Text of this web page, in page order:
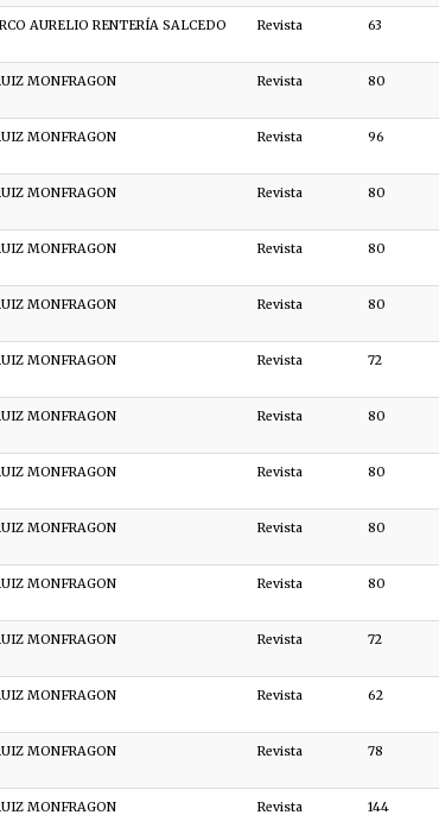
AURELIO RENTERÍA SALCEDO Revista 63
MONFRAGON Revista 80
MONFRAGON Revista 96
MONFRAGON Revista 80
MONFRAGON Revista 80
MONFRAGON Revista 80
MONFRAGON Revista 72
MONFRAGON Revista 80
MONFRAGON Revista 80
MONFRAGON Revista 80
MONFRAGON Revista 80
MONFRAGON Revista 72
MONFRAGON Revista 62
MONFRAGON Revista 78
MONFRAGON Revista 144